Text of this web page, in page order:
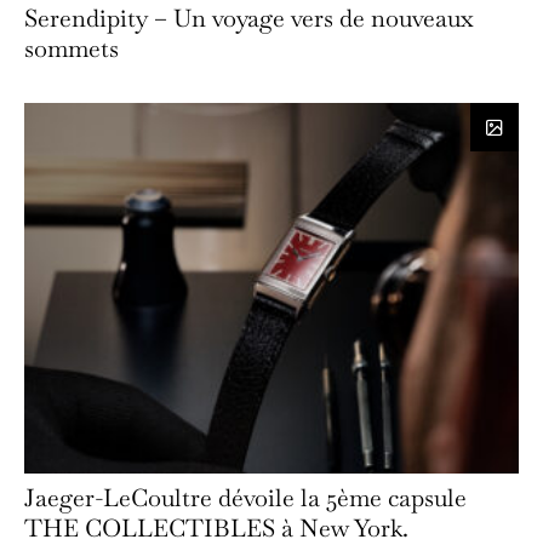
Serendipity – Un voyage vers de nouveaux
sommets
Jaeger-LeCoultre dévoile la 5ème capsule
THE COLLECTIBLES à New York.